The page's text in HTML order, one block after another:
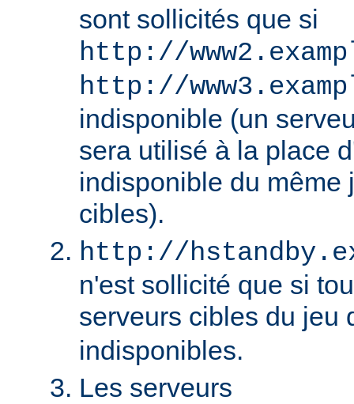
sont sollicités que si
http://
http://
indisponible (un
sera utilisé à la place
indisponible du même
cibles).
http://
n'est sollicité que si
serveurs cibles du jeu
indisponibles.
Les serveurs